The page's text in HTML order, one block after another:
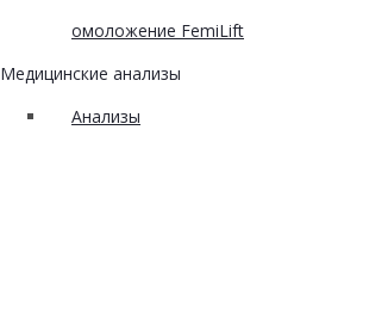
омоложение FemiLift
Медицинские анализы
Анализы